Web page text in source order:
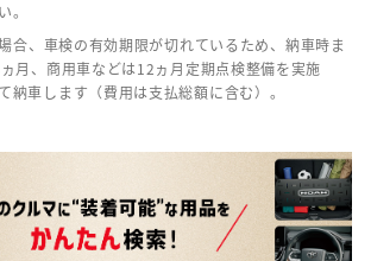
。
合、車検の有効期限が切れているため、納車時ま
月、商用車などは12ヵ月定期点検整備を実施
納車します（費用は支払総額に含む）。